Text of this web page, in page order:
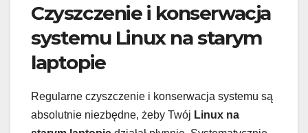
Czyszczenie i konserwacja
systemu Linux na starym
laptopie
Regularne czyszczenie i konserwacja systemu są
absolutnie niezbędne, żeby Twój Linux na